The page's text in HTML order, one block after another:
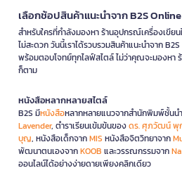
เลือกช้อปสินค้าแนะนำจาก B2S Online
สำหรับใครที่กำลังมองหา ร้านอุปกรณ์เครื่องเขีย
ไม่สะดวก วันนี้เราได้รวบรวมสินค้าแนะนำจาก
พร้อมตอบโจทย์ทุกไลฟ์สไตล์ ไม่ว่าคุณจะมองหา
ก็ตาม
หนังสือหลากหลายสไตล์
B2S มีหนังสือหลากหลายแนวจากสำนักพิมพ์ชั้นน
Lavender, ตำราเรียนเข้มข้นของดร. ศุภวัฒน์ พุ
บุญ, หนังสือเด็กจากMIS หนังสือจิตวิทยาจาก
พัฒนาตนเองจากKOOB และวรรณกรรมจาก
ออนไลน์ได้อย่างง่ายดายเพียงคลิกเดียว